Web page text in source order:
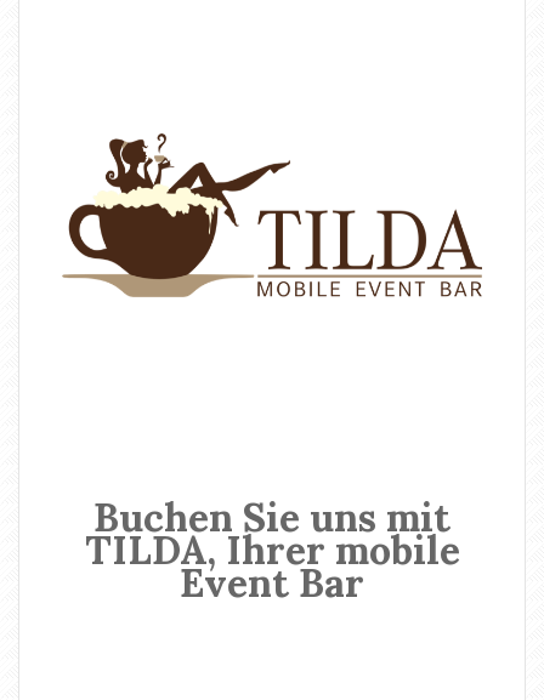
Buchen Sie uns mit
TILDA, Ihrer mobile
Event Bar